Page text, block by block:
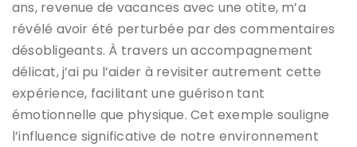
ans, revenue de vacances avec une otite, m’a
révélé avoir été perturbée par des commentaires
désobligeants. À travers un accompagnement
délicat, j’ai pu l’aider à revisiter autrement cette
expérience, facilitant une guérison tant
émotionnelle que physique. Cet exemple souligne
l’influence significative de notre environnement